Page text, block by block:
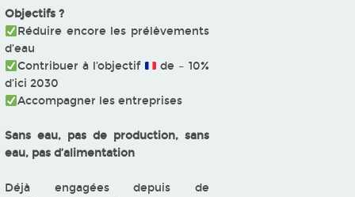
Objectifs ?
Réduire encore les prélèvements
d’eau
Contribuer à l’objectif
de – 10%
d’ici 2030
Accompagner les entreprises
Sans eau, pas de production, sans
eau, pas d’alimentation
Déjà engagées depuis de